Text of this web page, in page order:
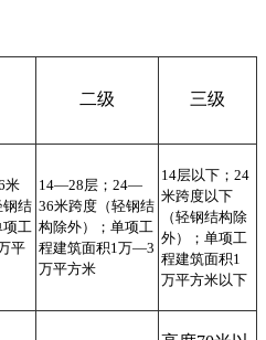
二级 三级
米
钢结
项工
平
14—28层；24—
36米跨度（轻钢结
构除外）；单项工
程建筑面积1万—3
万平方米
14层以下；24
米跨度以下
（轻钢结构除
外）；单项工
程建筑面积1
万平方米以下